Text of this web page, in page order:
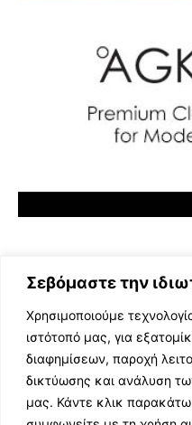
Σεβόμαστε την
Χρησιμοποιούμε
ιστότοπό μας, για
διαφημίσεων, παροχή
δικτύωσης και ανάλυση
μας. Κάντε κλικ παρακάτω
ΕΛΛΗΝΙΚΗ ΜΟΥΣΙΚΗ
TV SHOWS
EVENTS